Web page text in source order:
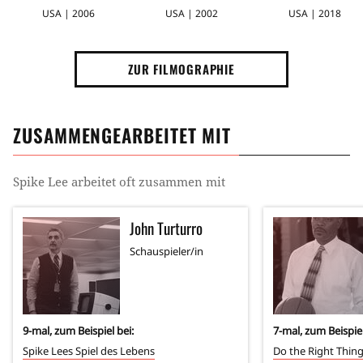
25 Stunden
Inside Man
Alle Kinder
Dieser Welt(2006). Bei Inside Man handelt es sich um
einen Thriller, der das New York nach den Anschlägen
des 11. Septembers 2001 beschreibt, das sich
sieht.
unbekannten afroamerikanischen Schauspielern, wie
z.B.Halle Berry,Denzel WashingtonoderSamuel L.
Jackson.
USA | 2006 USA | 2002 USA | 2018
ZUR FILMOGRAPHIE
ZUSAMMENGEARBEITET MIT
Spike Lee arbeitet oft zusammen mit
John Turturro
Schauspieler/in
9-mal, zum Beispiel bei:
Spike Lees Spiel des Lebens
7-mal, zum
Do the Right Thing